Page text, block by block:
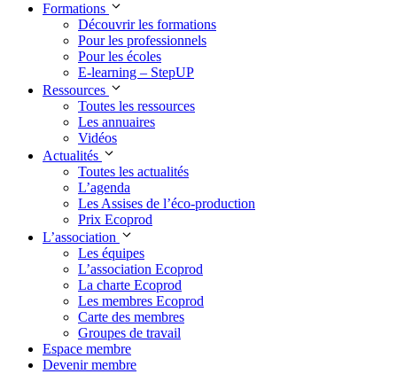
Formations
Découvrir les formations
Pour les professionnels
Pour les écoles
E-learning – StepUP
Ressources
Toutes les ressources
Les annuaires
Vidéos
Actualités
Toutes les actualités
L’agenda
Les Assises de l’éco-production
Prix Ecoprod
L’association
Les équipes
L’association Ecoprod
La charte Ecoprod
Les membres Ecoprod
Carte des membres
Groupes de travail
Espace membre
Devenir membre